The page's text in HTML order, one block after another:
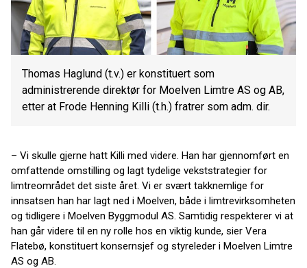
Thomas Haglund (t.v.) er konstituert som
administrerende direktør for Moelven Limtre AS og AB,
etter at Frode Henning Killi (t.h.) fratrer som adm. dir.
– Vi skulle gjerne hatt Killi med videre. Han har gjennomført en
omfattende omstilling og lagt tydelige vekststrategier for
limtreområdet det siste året. Vi er svært takknemlige for
innsatsen han har lagt ned i Moelven, både i limtrevirksomheten
og tidligere i Moelven Byggmodul AS. Samtidig respekterer vi at
han går videre til en ny rolle hos en viktig kunde, sier Vera
Flatebø, konstituert konsernsjef og styreleder i Moelven Limtre
AS og AB.